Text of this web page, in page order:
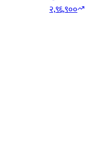
२,९६,९००